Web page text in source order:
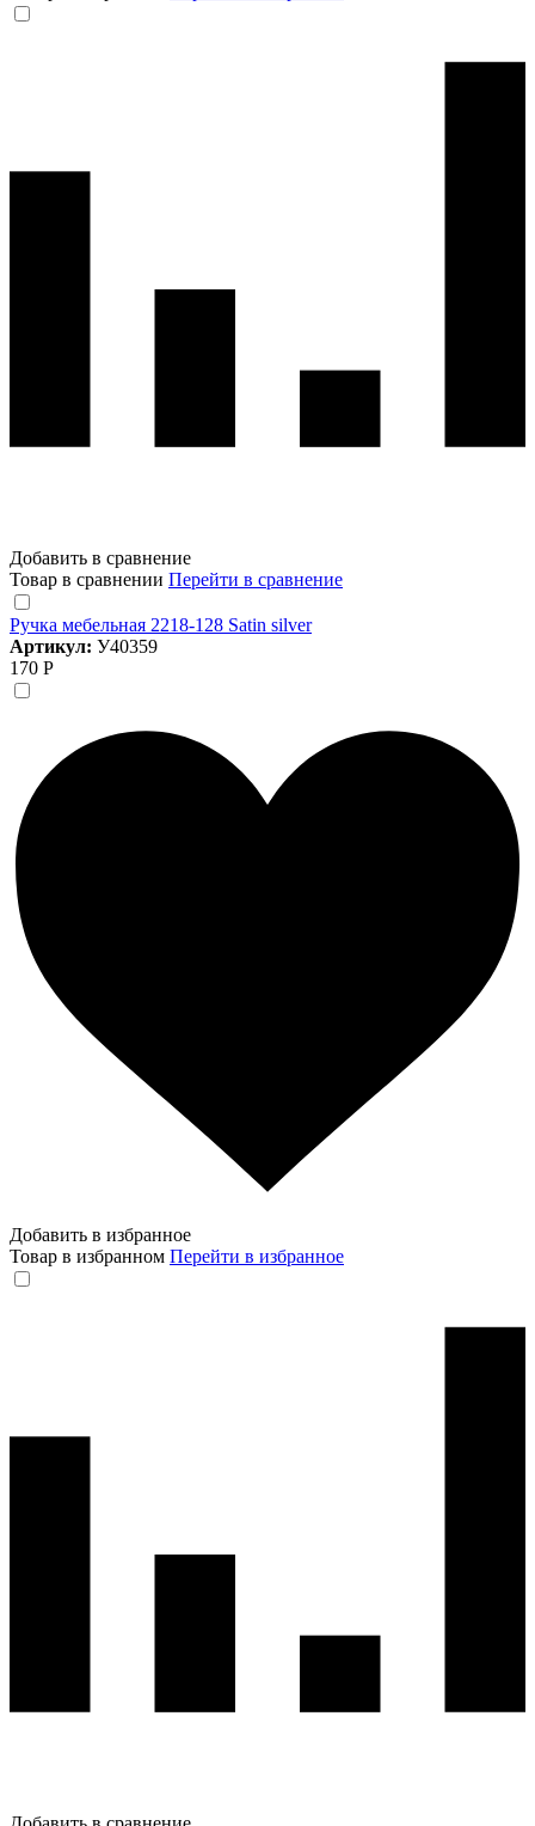
Добавить в сравнение
Товар в сравнении Перейти в сравнение
Ручка мебельная 2218-128 Satin silver
Артикул: У40359
170 Р
Добавить в избранное
Товар в избранном Перейти в избранное